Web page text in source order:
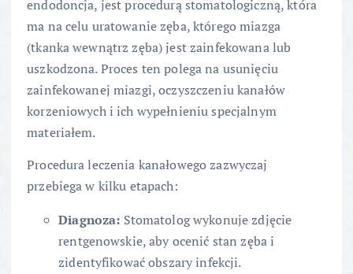
endodoncja, jest procedurą stomatologiczną, która
ma na celu uratowanie zęba, którego miazga
(tkanka wewnątrz zęba) jest zainfekowana lub
uszkodzona. Proces ten polega na usunięciu
zainfekowanej miazgi, oczyszczeniu kanałów
korzeniowych i ich wypełnieniu specjalnym
materiałem.
Procedura leczenia kanałowego zazwyczaj
przebiega w kilku etapach:
Diagnoza: Stomatolog wykonuje zdjęcie
rentgenowskie, aby ocenić stan zęba i
zidentyfikować obszary infekcji.